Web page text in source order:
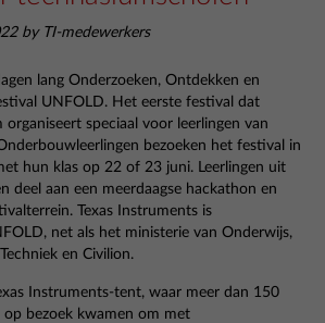
by TI-medewerkers
lang Onderzoeken, Ontdekken en
UNFOLD. Het eerste festival dat
speciaal voor leerlingen van
bezoeken het festival in
hun klas op 22 of 23 juni. Leerlingen uit
deel aan een meerdaagse hackathon en
Texas Instruments is
net als het ministerie van Onderwijs,
en Civilion.
Instruments-tent, waar meer dan 150
bezoek kwamen om met